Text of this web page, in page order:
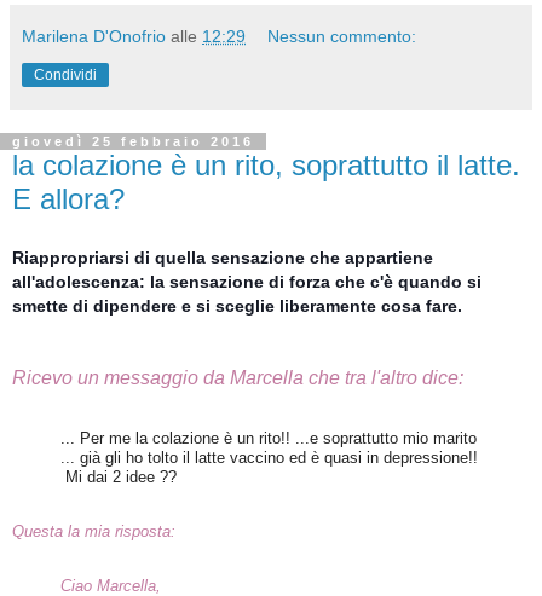
Marilena D'Onofrio alle 12:29 Nessun commento:
Condividi
giovedì 25 febbraio 2016
la colazione è un rito, soprattutto il latte.
E allora?
Riappropriarsi di quella sensazione che appartiene
all'adolescenza: la sensazione di forza che c'è quando si
smette di dipendere e si sceglie liberamente cosa fare.
Ricevo un messaggio da Marcella che tra l'altro dice:
... Per me la colazione è un rito!! ...e soprattutto mio marito
... già gli ho tolto il latte vaccino ed è quasi in depressione!!
Mi dai 2 idee ??
Questa la mia risposta:
Ciao Marcella,